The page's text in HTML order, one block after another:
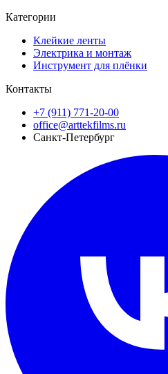
Категории
Клейкие ленты
Электрика и монтаж
Инструмент для плёнки
Контакты
+7 (911) 771-20-00
office@arttekfilms.ru
Санкт-Петербург